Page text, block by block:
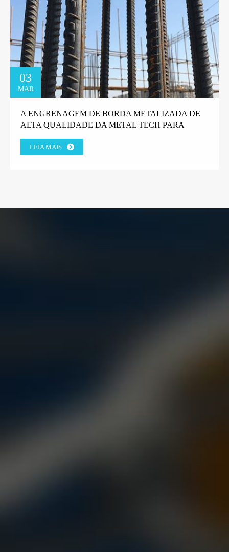
03
MAR
A ENGRENAGEM DE BORDA METALIZADA DE
ALTA QUALIDADE DA METAL TECH PARA
DO CLIENTE DA FÁBRICA GREGA.
LEIA MAIS